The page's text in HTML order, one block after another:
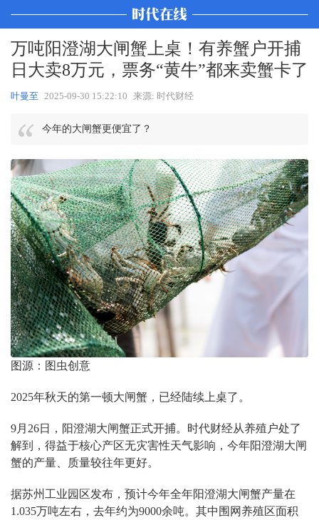
万吨阳澄湖大闸蟹上桌！有养蟹户开捕
日大卖8万元，票务“黄牛”都来卖蟹卡了
叶曼至 2025-09-30 15:22:10 来源: 时代财经
今年的大闸蟹更便宜了？
图源：图虫创意
2025年秋天的第一顿大闸蟹，已经陆续上桌了。
9月26日，阳澄湖大闸蟹正式开捕。时代财经从养殖户处了
解到，得益于核心产区无灾害性天气影响，今年阳澄湖大闸
蟹的产量、质量较往年更好。
据苏州工业园区发布，预计今年全年阳澄湖大闸蟹产量在
1.035万吨左右，去年约为9000余吨。其中围网养殖区面积